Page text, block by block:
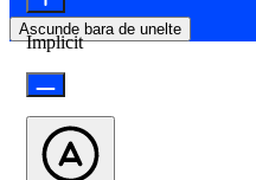
Ascunde bara de unelte
Implicit